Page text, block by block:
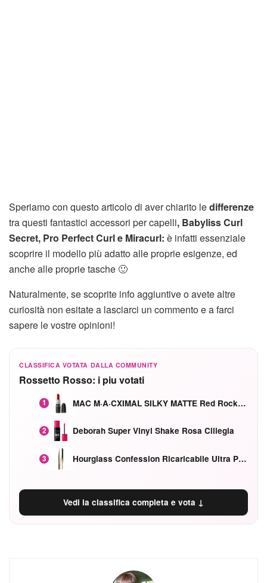
Speriamo con questo articolo di aver chiarito ledifferenze
tra questi fantastici accessori per capelli, Babyliss Curl
Secret, Pro Perfect Curl e Miracurl: è infatti essenziale
scoprire il modello più adatto alle proprie esigenze, ed
anche alle proprie tasche 🙂
Naturalmente, se scoprite info aggiuntive o avete altre
curiosità non esitate a lasciarci un commento e a farci
sapere le vostre opinioni!
CLASSIFICA VOTATA DALLA COMMUNITY
Rossetto Rosso: i piu votati
1 MAC M·A·CXIMAL SILKY MATTE Red Rock mat
2 Deborah Super Vinyl Shake Rosa Ciliegia
3 Hourglass Confession Ricaricabile Ultra Preciso Ad Alta Intensità Secretly Classic Red
Vedi la classifica completa e vota ↓